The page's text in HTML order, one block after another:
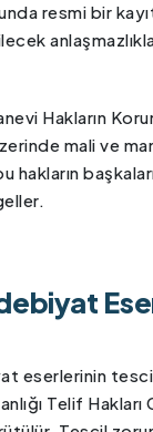
resmi bir
Hakların
mali ve
hakların
eserlerinin
Telif